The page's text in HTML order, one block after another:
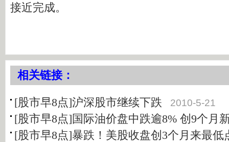
接近完成。
相关链接：
[股市早8点]沪深股市继续下跌 2010-5-21
[股市早8点]国际油价盘中跌逾8% 创9个月
[股市早8点]暴跌！美股收盘创3个月来最低